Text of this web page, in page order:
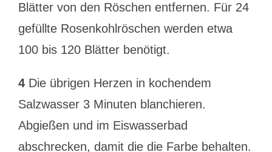
Blätter von den Röschen entfernen. Für 24
gefüllte Rosenkohlröschen werden etwa
100 bis 120 Blätter benötigt.
4Die übrigen Herzen in kochendem
Salzwasser 3 Minuten blanchieren.
Abgießen und im Eiswasserbad
abschrecken, damit die die Farbe behalten.